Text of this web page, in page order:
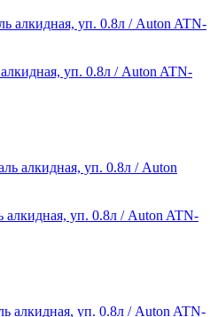
уп. 0.8л / Auton ATN-
алкидная, уп. 0.8л / Auton ATN-